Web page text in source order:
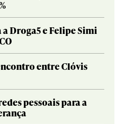
Droga5 e Felipe Simi
entre Clóvis
pessoais para a